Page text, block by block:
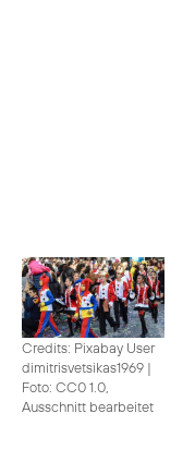
Credits: Pixabay User
dimitrisvetsikas1969 |
Foto: CC0 1.0,
Ausschnitt bearbeitet